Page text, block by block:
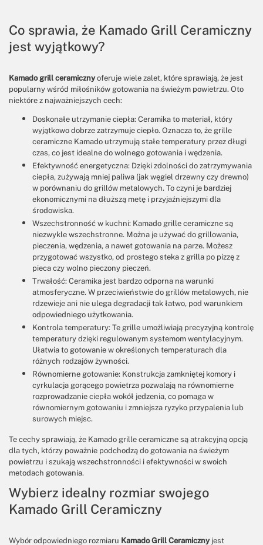
Co sprawia, że Kamado Grill Ceramiczny
jest wyjątkowy?
Kamado grill ceramicznyoferuje wiele zalet, które sprawiają, że jest
popularny wśród miłośników gotowania na świeżym powietrzu. Oto
niektóre z najważniejszych cech:
Doskonałe utrzymanie ciepła: Ceramika to materiał, który
wyjątkowo dobrze zatrzymuje ciepło. Oznacza to, że grille
ceramiczne Kamado utrzymują stałe temperatury przez długi
czas, co jest idealne do wolnego gotowania i wędzenia.
Efektywność energetyczna: Dzięki zdolności do zatrzymywania
ciepła, zużywają mniej paliwa (jak węgiel drzewny czy drewno)
w porównaniu do grillów metalowych. To czyni je bardziej
ekonomicznymi na dłuższą metę i przyjaźniejszymi dla
środowiska.
Wszechstronność w kuchni: Kamado grille ceramiczne są
niezwykle wszechstronne. Można je używać do grillowania,
pieczenia, wędzenia, a nawet gotowania na parze. Możesz
przygotować wszystko, od prostego steka z grilla po pizzę z
pieca czy wolno pieczony pieczeń.
Trwałość: Ceramika jest bardzo odporna na warunki
atmosferyczne. W przeciwieństwie do grillów metalowych, nie
rdzewieje ani nie ulega degradacji tak łatwo, pod warunkiem
odpowiedniego użytkowania.
Kontrola temperatury: Te grille umożliwiają precyzyjną kontrolę
temperatury dzięki regulowanym systemom wentylacyjnym.
Ułatwia to gotowanie w określonych temperaturach dla
różnych rodzajów żywności.
Równomierne gotowanie: Konstrukcja zamkniętej komory i
cyrkulacja gorącego powietrza pozwalają na równomierne
rozprowadzanie ciepła wokół jedzenia, co pomaga w
równomiernym gotowaniu i zmniejsza ryzyko przypalenia lub
surowych miejsc.
Te cechy sprawiają, że Kamado grille ceramiczne są atrakcyjną opcją
dla tych, którzy poważnie podchodzą do gotowania na świeżym
powietrzu i szukają wszechstronności i efektywności w swoich
metodach gotowania.
Wybierz idealny rozmiar swojego
Kamado Grill Ceramiczny
Wybór odpowiedniego rozmiaru Kamado Grill Ceramicznyjest